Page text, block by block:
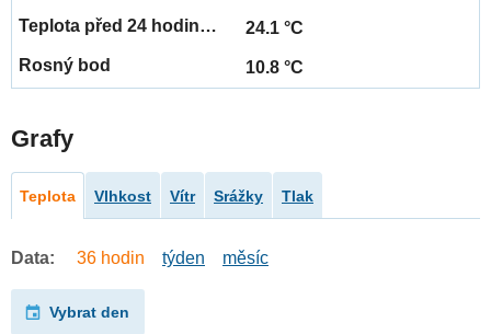
24.1 °C
10.8 °C
Grafy
Teplota Vlhkost Vítr Srážky Tlak
Data: 36 hodin týden měsíc
Vybrat den